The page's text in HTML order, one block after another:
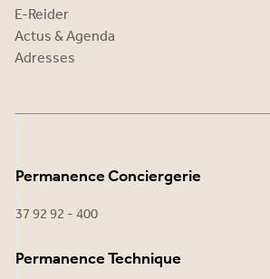
E-Reider
Actus & Agenda
Adresses
Permanence Conciergerie
37 92 92 - 400
Permanence Technique